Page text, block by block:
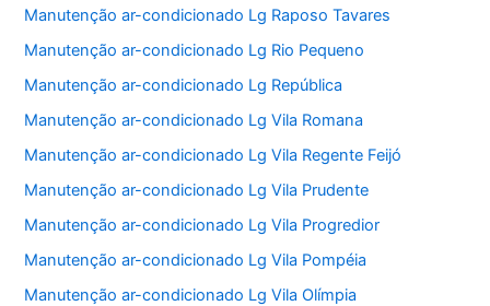
Manutenção ar-condicionado Lg Raposo Tavares
Manutenção ar-condicionado Lg Rio Pequeno
Manutenção ar-condicionado Lg República
Manutenção ar-condicionado Lg Vila Romana
Manutenção ar-condicionado Lg Vila Regente Feijó
Manutenção ar-condicionado Lg Vila Prudente
Manutenção ar-condicionado Lg Vila Progredior
Manutenção ar-condicionado Lg Vila Pompéia
Manutenção ar-condicionado Lg Vila Olímpia